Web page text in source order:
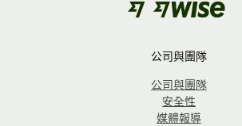
公司與團隊
公司與團隊
安全性
媒體報導